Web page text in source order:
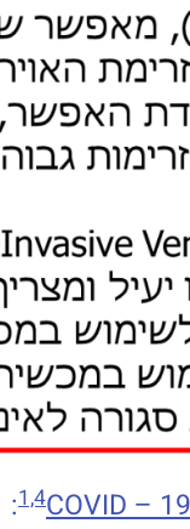
1,4COVID
: